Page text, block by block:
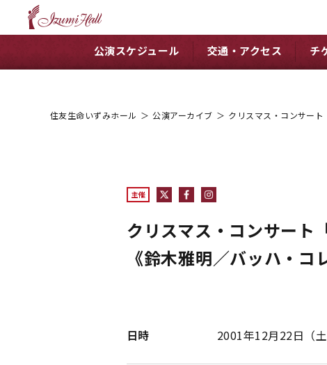
公演スケジュール 交通・アクセス チ
住友生命いずみホール ＞ 公演アーカイブ ＞ クリスマス・コンサート
主催
クリスマス・コンサート
《鈴木雅明／バッハ・コ
日時 2001年12月22日（土